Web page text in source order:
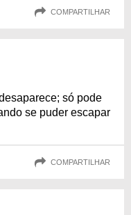
COMPARTILHAR
só pode
se puder escapar
COMPARTILHAR